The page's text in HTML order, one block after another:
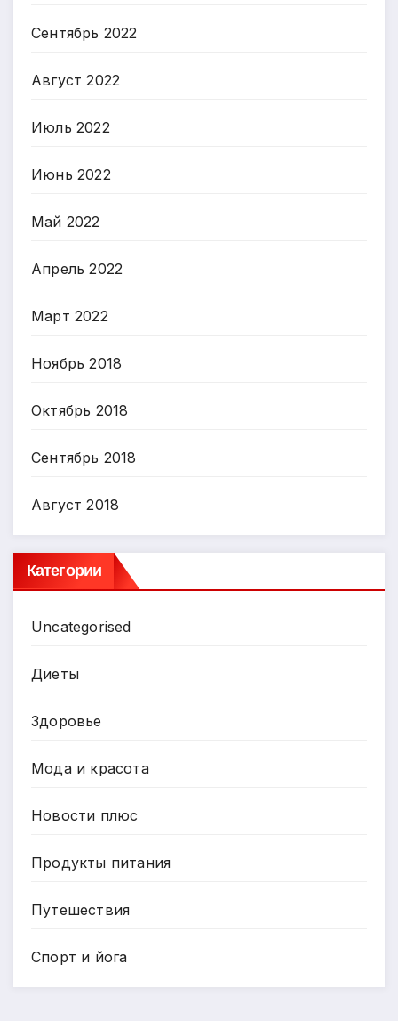
Сентябрь 2022
Август 2022
Июль 2022
Июнь 2022
Май 2022
Апрель 2022
Март 2022
Ноябрь 2018
Октябрь 2018
Сентябрь 2018
Август 2018
Категории
Uncategorised
Диеты
Здоровье
Мода и красота
Новости плюс
Продукты питания
Путешествия
Спорт и йога